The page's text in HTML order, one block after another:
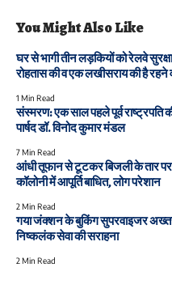
You Might Also Like
घर से भागी तीन लड़कियों को रेलवे
रोहतास की व एक लखीसराय की है रहने
1 Min Read
संस्मरण: एक साल पहले पूर्व राष्ट्रपति
पार्षद डॉ. विनोद कुमार मंडल
7 Min Read
आंधी तूफान से टूटकर बिजली के तार
कॉलोनी में आपूर्ति बाधित, लोग परेशान
2 Min Read
गया जंक्शन के बुकिंग सुपरवाइजर अख्तर
निष्कलंक सेवा की सराहना
2 Min Read